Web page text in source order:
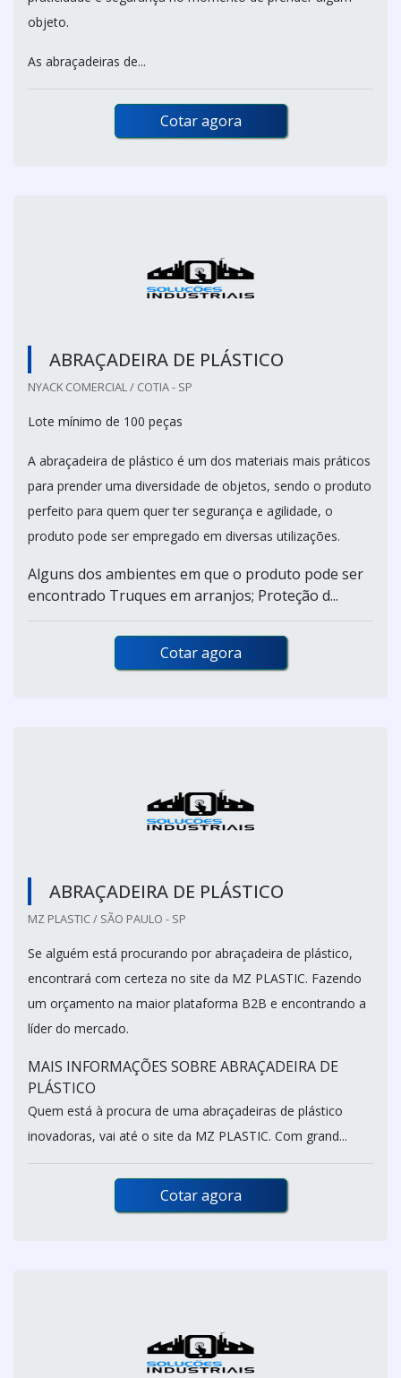
objeto.
As abraçadeiras de...
Cotar agora
ABRAÇADEIRA DE PLÁSTICO
NYACK COMERCIAL / COTIA - SP
Lote mínimo de 100 peças
A abraçadeira de plástico é um dos materiais mais práticos
para prender uma diversidade de objetos, sendo o produto
perfeito para quem quer ter segurança e agilidade, o
produto pode ser empregado em diversas utilizações.
Alguns dos ambientes em que o produto pode ser
encontrado Truques em arranjos; Proteção d...
Cotar agora
ABRAÇADEIRA DE PLÁSTICO
MZ PLASTIC / SÃO PAULO - SP
Se alguém está procurando por abraçadeira de plástico,
encontrará com certeza no site da MZ PLASTIC. Fazendo
um orçamento na maior plataforma B2B e encontrando a
líder do mercado.
MAIS INFORMAÇÕES SOBRE ABRAÇADEIRA DE
PLÁSTICO
Quem está à procura de uma abraçadeiras de plástico
inovadoras, vai até o site da MZ PLASTIC. Com grand...
Cotar agora